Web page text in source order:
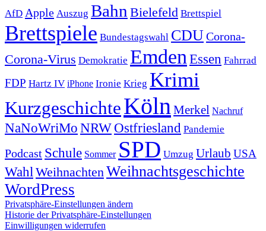
AfD Apple Auszug Bahn Bielefeld Brettspiel
Brettspiele Bundestagswahl CDUCorona-
Corona-Virus Demokratie Emden Essen Fahrrad
FDP Hartz IV iPhone Ironie Krieg Krimi
KurzgeschichteKöln Merkel Nachruf
NaNoWriMo NRWOstfriesland Pandemie
Podcast Schule Sommer SPD Umzug Urlaub USA
Wahl Weihnachten Weihnachtsgeschichte
WordPress
Privatsphäre-Einstellungen ändern
Historie der Privatsphäre-Einstellungen
Einwilligungen widerrufen